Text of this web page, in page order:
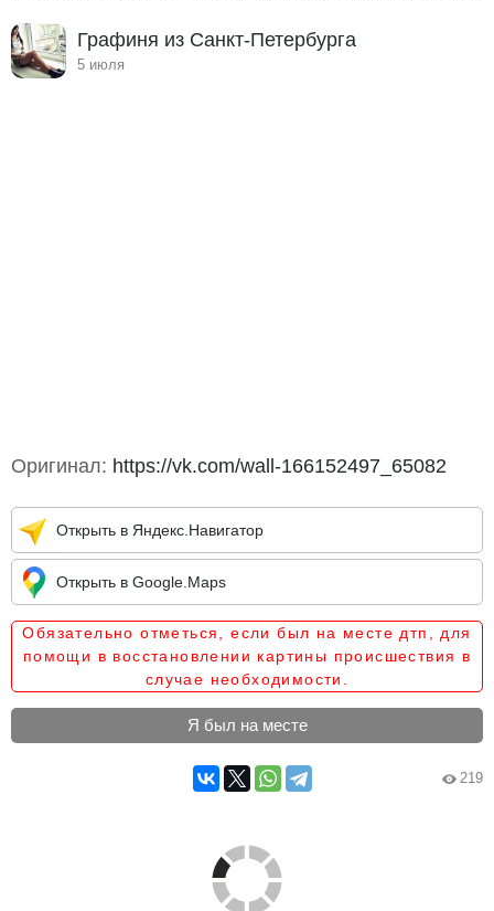
Графиня из Санкт-Петербурга
5 июля
Оригинал: https://vk.com/wall-166152497_65082
Открыть в Яндекс.Навигатор
Открыть в Google.Maps
Обязательно отметься, если был на месте дтп, для
помощи в восстановлении картины происшествия в
случае необходимости.
Я был на месте
219